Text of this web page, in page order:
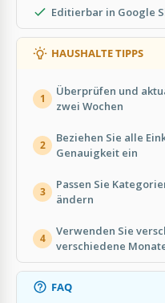
Editierbar in Google
HAUSHALTE TIPPS
1
Überprüfen und
zwei Wochen
2
Beziehen Sie alle
Genauigkeit ein
3
Passen Sie
ändern
4
Verwenden Sie
verschiedene
FAQ